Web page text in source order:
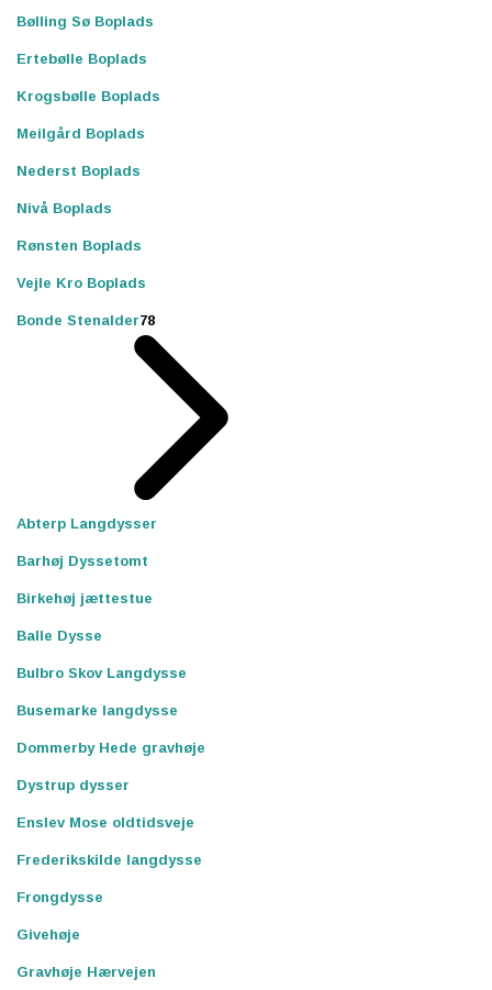
Bølling Sø Boplads
Ertebølle Boplads
Krogsbølle Boplads
Meilgård Boplads
Nederst Boplads
Nivå Boplads
Rønsten Boplads
Vejle Kro Boplads
Bonde Stenalder78
Abterp Langdysser
Barhøj Dyssetomt
Birkehøj jættestue
Balle Dysse
Bulbro Skov Langdysse
Busemarke langdysse
Dommerby Hede gravhøje
Dystrup dysser
Enslev Mose oldtidsveje
Frederikskilde langdysse
Frongdysse
Givehøje
Gravhøje Hærvejen